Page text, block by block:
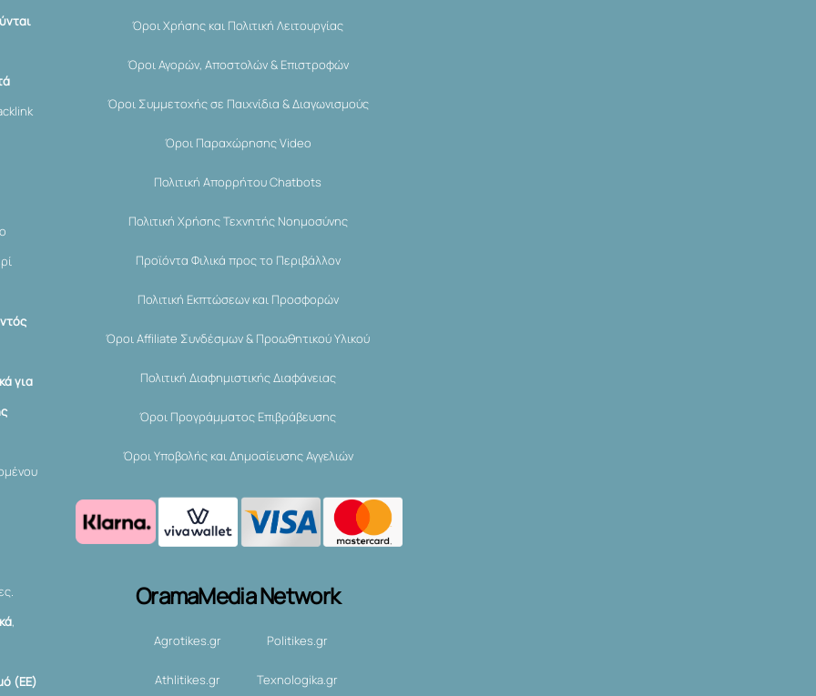
για
,
(ΕΕ)
Όροι Χρήσης και Πολιτική Λειτουργίας
Όροι Αγορών, Αποστολών & Επιστροφών
Όροι Συμμετοχής σε Παιχνίδια & Διαγωνισμούς
Όροι Παραχώρησης Video
Πολιτική Απορρήτου Chatbots
Πολιτική Χρήσης Τεχνητής Νοημοσύνης
Προϊόντα Φιλικά προς το Περιβάλλον
Πολιτική Εκπτώσεων και Προσφορών
Όροι Affiliate Συνδέσμων & Προωθητικού Υλικού
Πολιτική Διαφημιστικής Διαφάνειας
Όροι Προγράμματος Επιβράβευσης
Όροι Υποβολής και Δημοσίευσης Αγγελιών
OramaMedia Network
Agrotikes.gr Politikes.gr
Athlitikes.gr Texnologika.gr